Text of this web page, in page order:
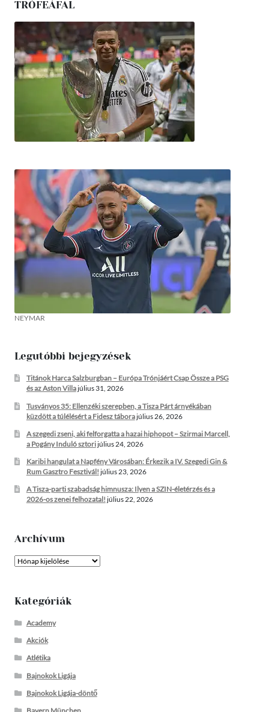
TRÓFEÁFAL
NEYMAR
Legutóbbi bejegyzések
Titánok Harca Salzburgban – Európa Trónjáért Csap Össze a PSG
és az Aston Villajúlius 31, 2026
Tusványos 35: Ellenzéki szerepben, a Tisza Párt árnyékában
küzdött a túlélésért a Fidesz táborajúlius 26, 2026
A szegedi zseni, aki felforgatta a hazai hiphopot – Szirmai Marcell,
a Pogány Induló sztorijúlius 24, 2026
Karibi hangulat a Napfény Városában: Érkezik a IV. Szegedi Gin &
Rum Gasztro Fesztivál! július 23, 2026
A Tisza-parti szabadság himnusza: Ilyen a SZIN-életérzés és a
2026-os zenei felhozatal! július 22, 2026
Archívum
Archívum
Kategóriák
Academy
Akciók
Atlétika
Bajnokok Ligája
Bajnokok Ligája-döntő